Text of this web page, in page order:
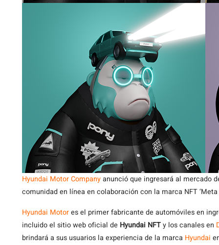
Hyundai Motor Companyanunció que ingresará al mercado
comunidad en línea en colaboración con la marca NFT ‘Meta
Hyundai Motores el primer fabricante de automóviles en
incluido el sitio web oficial de Hyundai NFTy los canales en
brindará a sus usuarios la experiencia de la marca Hyundai